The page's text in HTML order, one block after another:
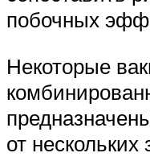
побочных
Некоторые
от